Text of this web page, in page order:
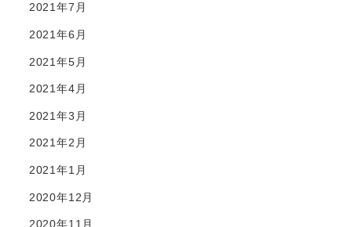
2021年7月
2021年6月
2021年5月
2021年4月
2021年3月
2021年2月
2021年1月
2020年12月
2020年11月